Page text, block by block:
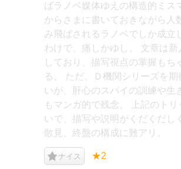
ばラノベ媒体ゆえの構造的ミス
からさまに書いておきながら人
み飛ばされるラノベでしか成立
わけで、痛しかゆし。 文章は
しており、描写視点の掌握もち
る。 ただ、Ｄ機関シリーズを
いが、肝心のスパイの訓練や生
もマンガ的で残念。 上記のト
いで、描写や説明がくだくだし
散見、終盤の構成に難アリ。
ナイス ★2